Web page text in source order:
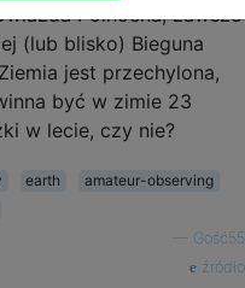
Północna, zawsze
(lub blisko) Bieguna
jest przechylona,
być w zimie 23
w lecie, czy nie?
earth
amateur-observing
Gość55
źródło